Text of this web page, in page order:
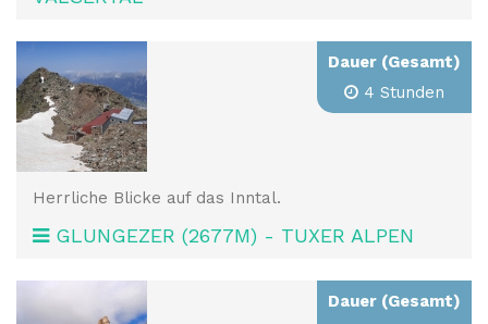
Herrliche Blicke auf das Inntal.
GLUNGEZER (2677M) - TUXER ALPEN
Dauer (Gesamt)
4 Stunden
Dauer (Gesamt)